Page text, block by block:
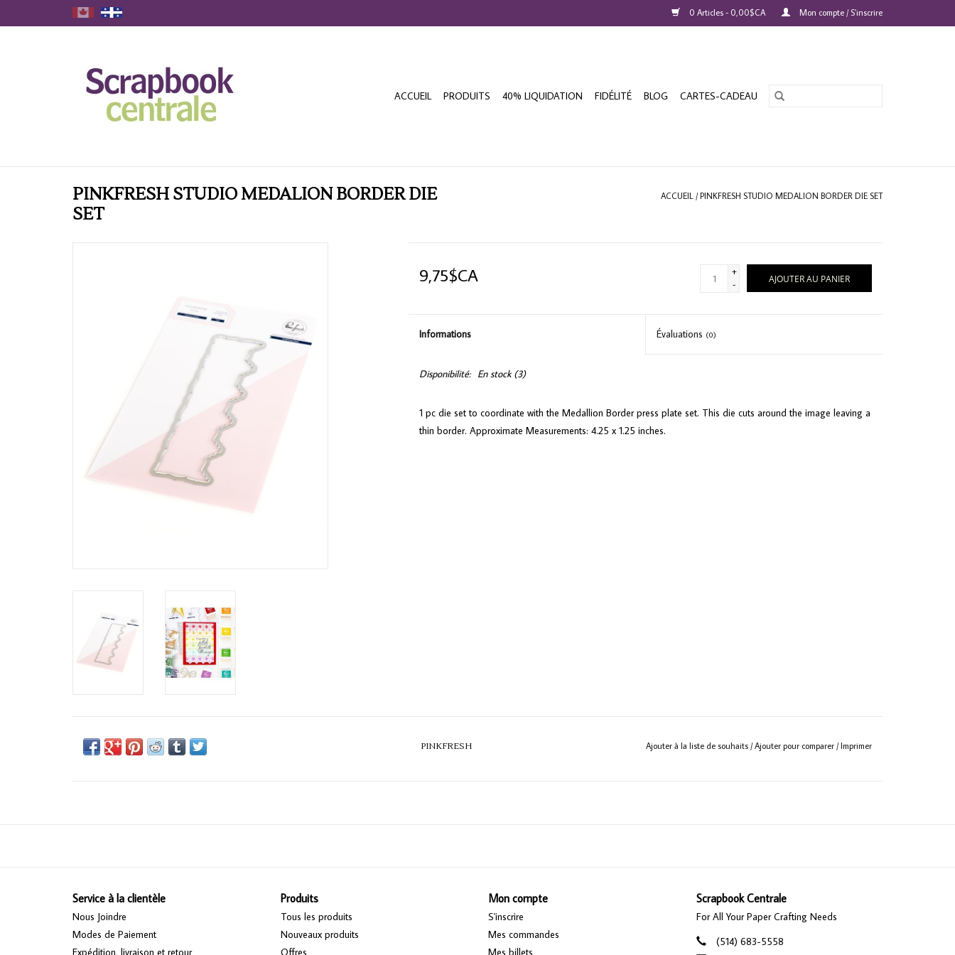
0 Articles - 0,00$CA Mon compte / S'inscrire
ACCUEIL PRODUITS 40% LIQUIDATION FIDÉLITÉ BLOG CARTES-CADEAU
PINKFRESH STUDIO MEDALION BORDER DIE
SET
ACCUEIL /PINKFRESH STUDIO MEDALION BORDER DIE SET
9,75$CA
+
-
AJOUTER AU PANIER
Informations Évaluations (0)
Disponibilité: En stock(3)
1 pc die set to coordinate with the Medallion Border press plate set. This die cuts around the image leaving a
thin border. Approximate Measurements: 4.25 x 1.25 inches.
PINKFRESH Ajouter à la liste de souhaits /Ajouter pour comparer /Imprimer
Service à la clientèle
Nous Joindre
Modes de Paiement
Expédition, livraison et retour
Produits
Tous les produits
Nouveaux produits
Offres
Mon compte
S'inscrire
Mes commandes
Mes billets
Scrapbook Centrale
For All Your Paper Crafting Needs
(514) 683-5558